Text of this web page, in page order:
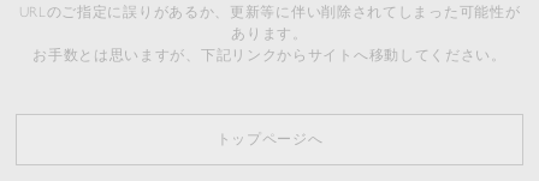
URLのご指定に誤りがあるか、更新等に伴い削除されてしまった可能性が
あります。
お手数とは思いますが、下記リンクからサイトへ移動してください。
トップページへ